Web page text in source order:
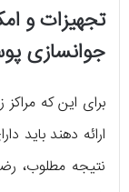
تجهیزات و
جوانسازی
برای این که مراکز
ارائه دهند باید
نتیجه مطلوب،